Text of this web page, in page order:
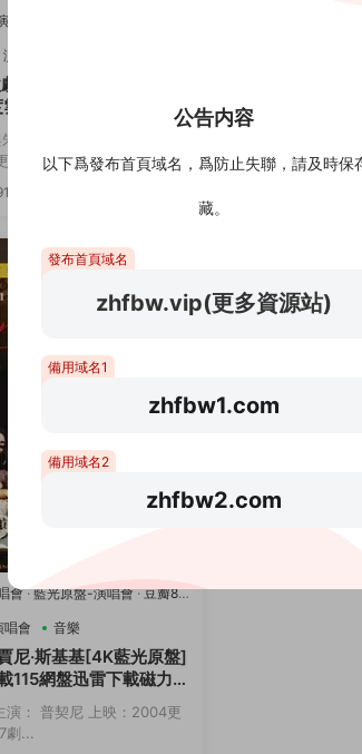
唱會
演唱會
：羅密歐與朱麗葉[4K
網盤下載115網盤迅雷
麗葉 主演： 羅密歐與朱麗
歡樂合唱團：
度雲網盤下載
導演： Kevin
斯 迪安娜·阿格隆
會·藍光原盤-演唱會·豆瓣8.2
唱會 音樂
尼·斯基基[4K藍光原盤]
115網盤迅雷下載磁力鏈
演： 普契尼 上映：2004更
劇...
公告内容
以下爲發布首頁域名，爲防止失聯，請及時保
藏。
發布首頁域名
zhfbw.vip(更多資源站)
備用域名1
zhfbw1.com
備用域名2
zhfbw2.com